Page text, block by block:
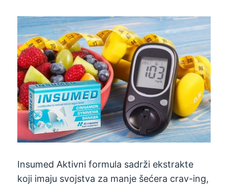
Insumed Aktivni formula sadrži ekstrakte
koji imaju svojstva za manje šećera crav-ing,